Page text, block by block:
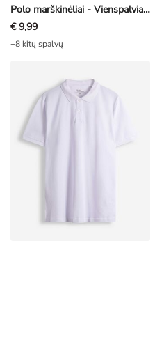
Polo marškinėliai - Vienspalviai - juoda
€ 9,99
+8 kitų spalvų